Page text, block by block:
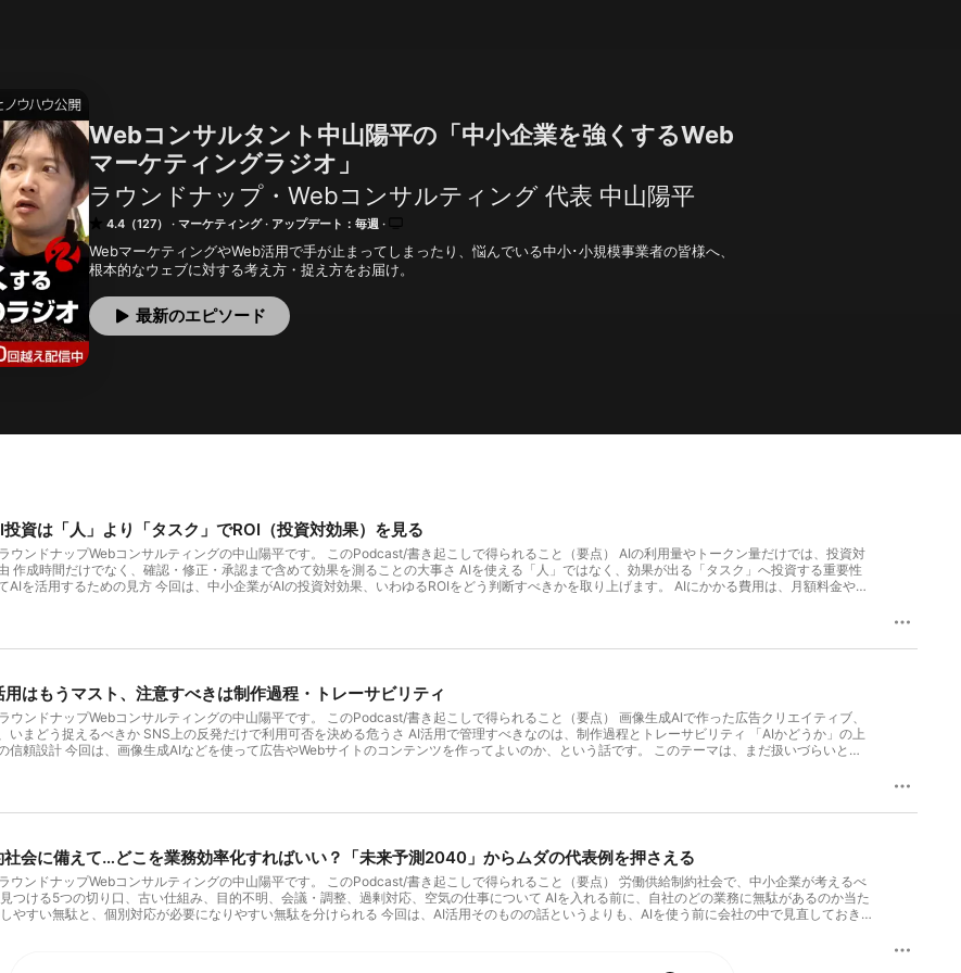
Webコンサルタント中山陽平の「中小企業を強くするWeb
マーケティングラジオ」
ラウンドナップ・Webコンサルティング 代表 中山陽平
4.4（127） マーケティング アップデート：毎週
WebマーケティングやWeb活用で手が止まってしまったり、悩んでいる中小･小規模事業者の皆様へ、
根本的なウェブに対する考え方・捉え方をお届け。
最新のエピソード
資は「人」より「タスク」でROI（投資対効果）を見る
ウンドナップWebコンサルティングの中山陽平です。 このPodcast/書き起こしで得られること（要点） AIの利用量やトークン量だけでは、投資対
作成時間だけでなく、確認・修正・承認まで含めて効果を測ることの大事さ AIを使える「人」ではなく、効果が出る「タスク」へ投資する重要性
AIを活用するための見方 今回は、中小企業がAIの投資対効果、いわゆるROIをどう判断すべきかを取り上げます。 AIにかかる費用は、月額料金や
が2026年7月14日に公開した、エージェント型AI時代の投資管理に関する記事です。 エージェント型 AI 時代の AI 投資管理方法 | OpenAI
資 実証された需要に合わせたキャパシティ という5つの観点が示されていました。 ただし、ここから先では、その記事をそのまま解説するわけで
分に進んでいない中小企業が、現場で何を基準に考えればよいのかを、私の経験をもとに整理します。 利用量ではなく、AIが生み出した価値を見る
使った人が、それに比例して多くの価値を生んだとは限らないということです。トークン量や利用回数は、AIを動かした量を示します。しかし、そ
、意思決定が速くなったのか、成果物の品質が上がったのかは分かりません。 AIでアプリを作ったとしても、1週間後、1か月後に使っていなけれ
がっていません。同じ作業を毎回AIに依頼し、再利用できる形にしていない場合も同様です。表面的な利用量が増えていても、根本的な効率化は進
私自身、何かを作るときは「これは1か月後も使い続けているだろうか」と考えます。継続利用が怪しければ、そこまでにかけた時間を惜しまず、
ります。見栄えを整えたり、不要な機能を足したりする前に、繰り返し価値を生むものかを確認する方が重要です。 「何を作ったか」より「何が
のような価値が生まれたのかまで伝えましょう。 最初から厳密な数値を求める必要はありません。完了できた仕事、短縮できた時間、判断しやす
を測る 作成時間だけを切り取って評価しない AIは、文章やレポートを作る工程を大幅に速くできます。一方で、後工程を担う人の確認作業が増え
がったとはいえません。作成工程だけを切り取ると、AIを使った本人は楽になっていても、周囲に負担が移っていることがあります。 例えば、半日
になったとします。それだけなら大きな改善です。しかし、実際には、情報収集、構成の確認、事実確認、既存のトーンとの調整、表現や法務上の
った工程があります。AIの出力に不要な情報や新しい提案が増えれば、誰かがそれらを精査しなければなりません。 作成者の時間だけでなく、レビ
する人の時間と負担も合わせて見ましょう。その結果、記事の閲覧数や次の行動へ進む人が増え、業務時間も減ったのであれば、投資効果があった
を含めた総工数が増え、成果も測っていなければ、AIの活用方法を見直す必要があります。 内容を把握していないAIレポートは意思決定を遅らせる
容を、発表する本人が十分に把握していないケースもあります。質問されたときにその場で答えられず、回答をすべて持ち帰ることになれば、意思
に不要な情報を削り、作成者自身が説明できる状態に整えるところまでが仕事です。AIの出力をそのまま渡すのではなく、周囲が使える形にする工
はもうマスト、注意すべきは制作過程・トレーサビリティ
ウンドナップWebコンサルティングの中山陽平です。 このPodcast/書き起こしで得られること（要点） 画像生成AIで作った広告クリエイティブ、
いまどう捉えるべきか SNS上の反発だけで利用可否を決める危うさ AI活用で管理すべきなのは、制作過程とトレーサビリティ 「AIかどうか」の上
信頼設計 今回は、画像生成AIなどを使って広告やWebサイトのコンテンツを作ってよいのか、という話です。 このテーマは、まだ扱いづらいと感
をお伝えすると、一般的な領域では、広告やコンテンツ制作への生成AI活用を検討できる段階に入ったと私は考えています。 ただし、「活用でき
せん。 つまり、いま問われているのはAIを使うか使わないかではありません。 透明性を確保し、受け手からの信頼を守りながら使えるかどうかで
を分けて考える AIに関するネガティブな意見は、SNS上で目立ちやすいものです。ただし、SNSが世の中全体をそのまま反映しているとは限りま
を基準に、広告やコンテンツへのAI利用を止めてしまうのは避けた方がよいと考えています。 生成AIを使った広告は、看板、駅、電車内など、さま
うになりました。私自身もAIを使った広告を出稿していますが、少なくとも私が把握している範囲では、AIを使ったことによって問題が起きた経験
対して特にセンシティブな反応が起きやすい業界では、個別に考える必要があります。 しかし、一般的な商材やサービスまで、SNS上の一部の声
りません。実際の顧客や対象市場がどう受け止めるのかを見て、判断することが重要です。 大手企業の姿勢を判断材料にする 私が新しい手法を
」と判断するときは、大手企業がどのような姿勢を取っているかを一つの基準にしています。 単に様子を見ているのか。それとも、利用ガイドラ
進んでいると捉えてよいでしょう。 今回のPodcastで取り上げたGoogleの動きも、その一例です。 Googleは、広告が生成AIで作成・編集されたか
会に備えて…どこを業務効率化すればいい？「未来予測2040」からムダの代表例を押さえる
ウンドナップWebコンサルティングの中山陽平です。 このPodcast/書き起こしで得られること（要点） 労働供給制約社会で、中小企業が考えるべ
つける5つの切り口、古い仕組み、目的不明、会議・調整、過剰対応、空気の仕事について AIを入れる前に、自社のどの業務に無駄があるのか当た
やすい無駄と、個別対応が必要になりやすい無駄を分けられる 今回は、AI活用そのものの話というよりも、AIを使う前に会社の中で見直しておき
無駄を減らしていく使い方 ただ、「無駄を減らしましょう」と言うのは簡単です。 難しいのは、実際に自社の業務の中から、どれが無駄なのかを